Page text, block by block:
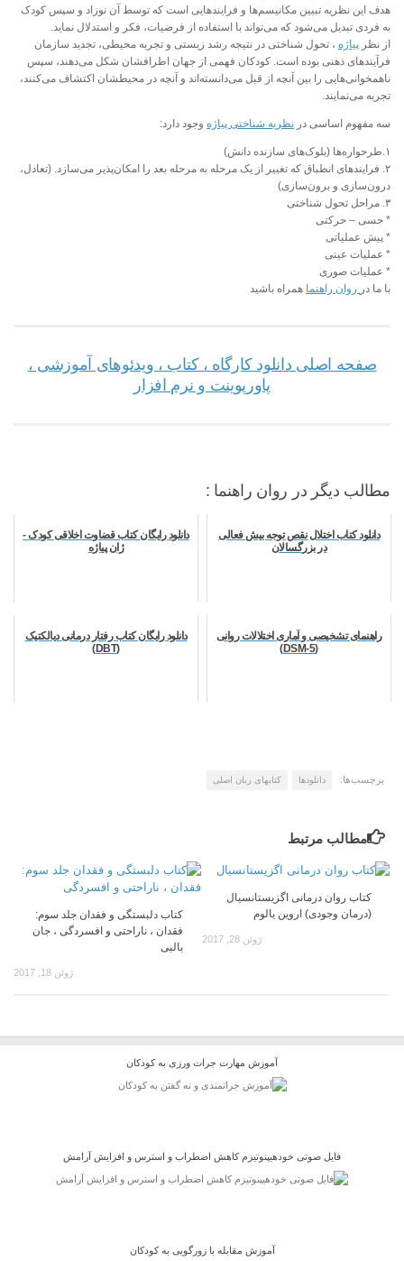
هدف این نظریه تبیین مکانیسم‌ها و فرایندهایی است که توسط آن نوزاد و سپس کودک
به فردی تبدیل می‌شود که می‌تواند با استفاده از فرضیات، فکر و استدلال نماید.
از نظر پیاژه ، تحول شناختی در نتیجه رشد زیستی و تجربه محیطی، تجدید سازمان
فرآیندهای ذهنی بوده‌ است. کودکان فهمی از جهان اطرافشان شکل می‌دهند، سپس
ناهمخوانی‌هایی را بین آنچه از قبل می‌دانسته‌اند و آنچه در محیطشان اکتشاف می‌کنند،
تجربه می‌نمایند.
سه مفهوم اساسی در نظریه شناختی پیاژه وجود دارد:
۱.طرحواره‌ها (بلوک‌های سازنده دانش)
۲. فرایندهای انطباق که تغییر از یک مرحله به مرحله بعد را امکان‌پذیر می‌سازد. (تعادل،
درون‌سازی و برون‌سازی)
۳. مراحل تحول شناختی
* حسی – حرکتی
* پیش عملیاتی
* عملیات عینی
* عملیات صوری
با ما در روان راهنما همراه باشید
صفحه اصلی دانلود کارگاه ، کتاب ، ویدئوهای آموزشی ،
پاورپوینت و نرم افزار
مطالب دیگر در روان راهنما :
دانلود کتاب اختلال نقص توجه بیش فعالی
در بزرگسالان
دانلود رایگان کتاب قضاوت اخلاقی کودک -
ژان پیاژه
راهنمای تشخیصی و آماری اختلالات روانی
(DSM-5)
دانلود رایگان کتاب رفتار درمانی دیالکتیک
(DBT)
برچسب‌ها: دانلودها کتابهای زبان اصلی
مطالب مرتبط
کتاب دلبستگی و فقدان جلد سوم:
فقدان ، ناراحتی و افسردگی ، جان
بالبی
ژوئن 18, 2017
کتاب روان درمانی اگزیستانسیال
(درمان وجودی) اروین یالوم
ژوئن 28, 2017
آموزش مقابله با زورگویی به کودکان
فایل صوتی خودهیپنوتیزم کاهش اضطراب و استرس و افزایش آرامش
آموزش مهارت جرات ورزی به کودکان